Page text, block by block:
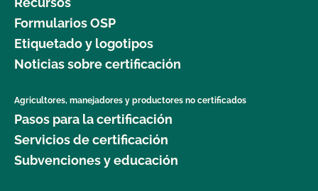
Formularios OSP
Etiquetado y logotipos
Noticias sobre certificación
Agricultores, manejadores y productores no certificados
Pasos para la certificación
Servicios de certificación
Subvenciones y educación